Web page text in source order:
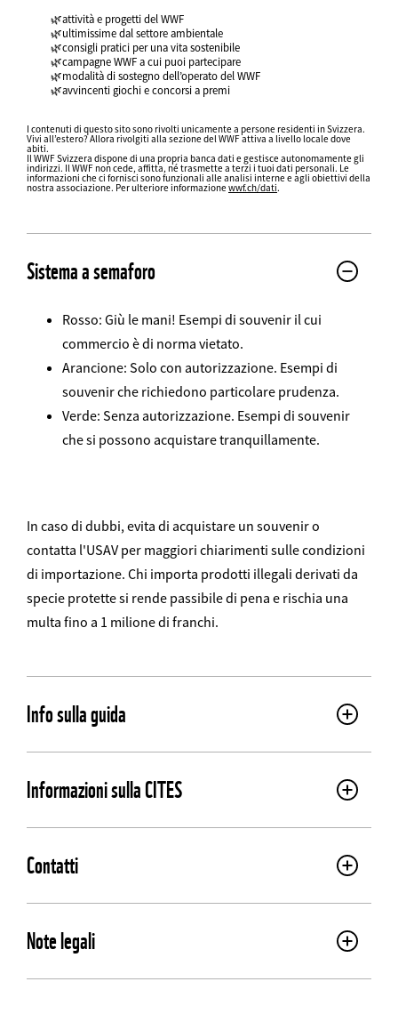
attività e progetti del WWF
ultimissime dal settore ambientale
consigli pratici per una vita sostenibile
campagne WWF a cui puoi partecipare
modalità di sostegno dell’operato del WWF
avvincenti giochi e concorsi a premi
FIELDSET
fieldset
I contenuti di questo sito sono rivolti unicamente a persone residenti in Svizzera.
Vivi all’estero? Allora rivolgiti alla sezione del WWF attiva a livello locale dove
abiti.
Il WWF Svizzera dispone di una propria banca dati e gestisce autonomamente gli
indirizzi. Il WWF non cede, affitta, né trasmette a terzi i tuoi dati personali. Le
informazioni che ci fornisci sono funzionali alle analisi interne e agli obiettivi della
nostra associazione. Per ulteriore informazione wwf.ch/dati.
Sistema a semaforo
Rosso: Giù le mani! Esempi di souvenir il cui
commercio è di norma vietato.
Arancione: Solo con autorizzazione. Esempi di
souvenir che richiedono particolare prudenza.
Verde: Senza autorizzazione. Esempi di souvenir
che si possono acquistare tranquillamente.
In caso di dubbi, evita di acquistare un souvenir o
contatta l'USAV per maggiori chiarimenti sulle condizioni
di importazione. Chi importa prodotti illegali derivati da
specie protette si rende passibile di pena e rischia una
multa fino a 1 milione di franchi.
Info sulla guida
Informazioni sulla CITES
Contatti
Note legali